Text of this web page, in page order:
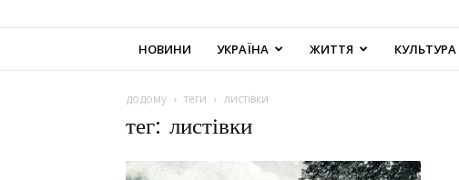
НОВИНИ УКРАЇНА ЖИТТЯ КУЛЬТУРА
додому теги листівки
тег: листівки